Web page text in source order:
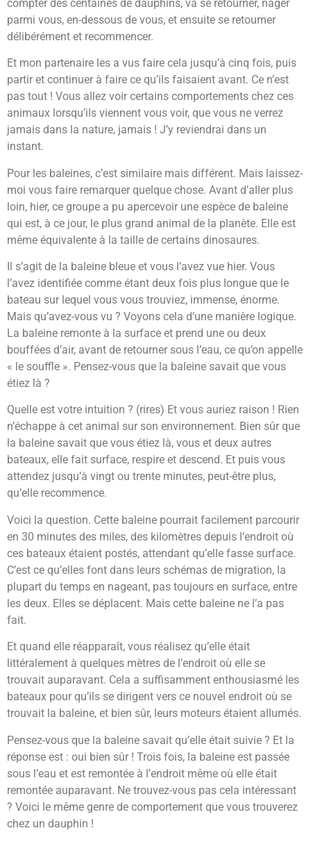
compter des centaines de dauphins, va se retourner, nager
parmi vous, en-dessous de vous, et ensuite se retourner
délibérément et recommencer.
Et mon partenaire les a vus faire cela jusqu’à cinq fois, puis
partir et continuer à faire ce qu’ils faisaient avant. Ce n’est
pas tout ! Vous allez voir certains comportements chez ces
animaux lorsqu’ils viennent vous voir, que vous ne verrez
jamais dans la nature, jamais ! J’y reviendrai dans un
instant.
Pour les baleines, c’est similaire mais différent. Mais laissez-
moi vous faire remarquer quelque chose. Avant d’aller plus
loin, hier, ce groupe a pu apercevoir une espèce de baleine
qui est, à ce jour, le plus grand animal de la planète. Elle est
même équivalente à la taille de certains dinosaures.
Il s’agit de la baleine bleue et vous l’avez vue hier. Vous
l’avez identifiée comme étant deux fois plus longue que le
bateau sur lequel vous vous trouviez, immense, énorme.
Mais qu’avez-vous vu ? Voyons cela d’une manière logique.
La baleine remonte à la surface et prend une ou deux
bouffées d’air, avant de retourner sous l’eau, ce qu’on appelle
« le souffle ». Pensez-vous que la baleine savait que vous
étiez là ?
Quelle est votre intuition ? (rires) Et vous auriez raison ! Rien
n’échappe à cet animal sur son environnement. Bien sûr que
la baleine savait que vous étiez là, vous et deux autres
bateaux, elle fait surface, respire et descend. Et puis vous
attendez jusqu’à vingt ou trente minutes, peut-être plus,
qu’elle recommence.
Voici la question. Cette baleine pourrait facilement parcourir
en 30 minutes des miles, des kilomètres depuis l’endroit où
ces bateaux étaient postés, attendant qu’elle fasse surface.
C’est ce qu’elles font dans leurs schémas de migration, la
plupart du temps en nageant, pas toujours en surface, entre
les deux. Elles se déplacent. Mais cette baleine ne l’a pas
fait.
Et quand elle réapparaît, vous réalisez qu’elle était
littéralement à quelques mètres de l’endroit où elle se
trouvait auparavant. Cela a suffisamment enthousiasmé les
bateaux pour qu’ils se dirigent vers ce nouvel endroit où se
trouvait la baleine, et bien sûr, leurs moteurs étaient allumés.
Pensez-vous que la baleine savait qu’elle était suivie ? Et la
réponse est : oui bien sûr ! Trois fois, la baleine est passée
sous l’eau et est remontée à l’endroit même où elle était
remontée auparavant. Ne trouvez-vous pas cela intéressant
? Voici le même genre de comportement que vous trouverez
chez un dauphin !